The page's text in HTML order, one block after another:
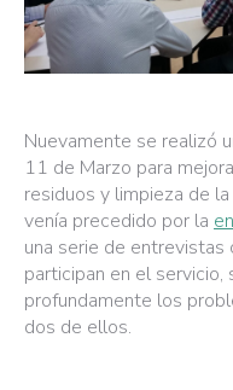
Nuevamente se realizó
11 de Marzo para
residuos y limpieza de
venía precedido por la
una serie de
participan en el servicio,
profundamente los
dos de ellos.